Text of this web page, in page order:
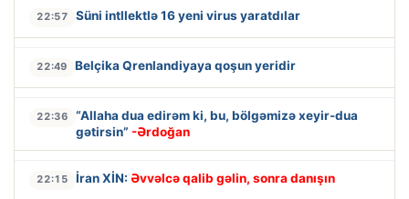
22:57 Süni intllektlə 16 yeni virus yaratdılar
22:49 Belçika Qrenlandiyaya qoşun yeridir
22:36
“Allaha dua edirəm ki, bu, bölgəmizə xeyir-dua
gətirsin” -Ərdoğan
22:15 İran XİN: Əvvəlcə qalib gəlin, sonra danışın